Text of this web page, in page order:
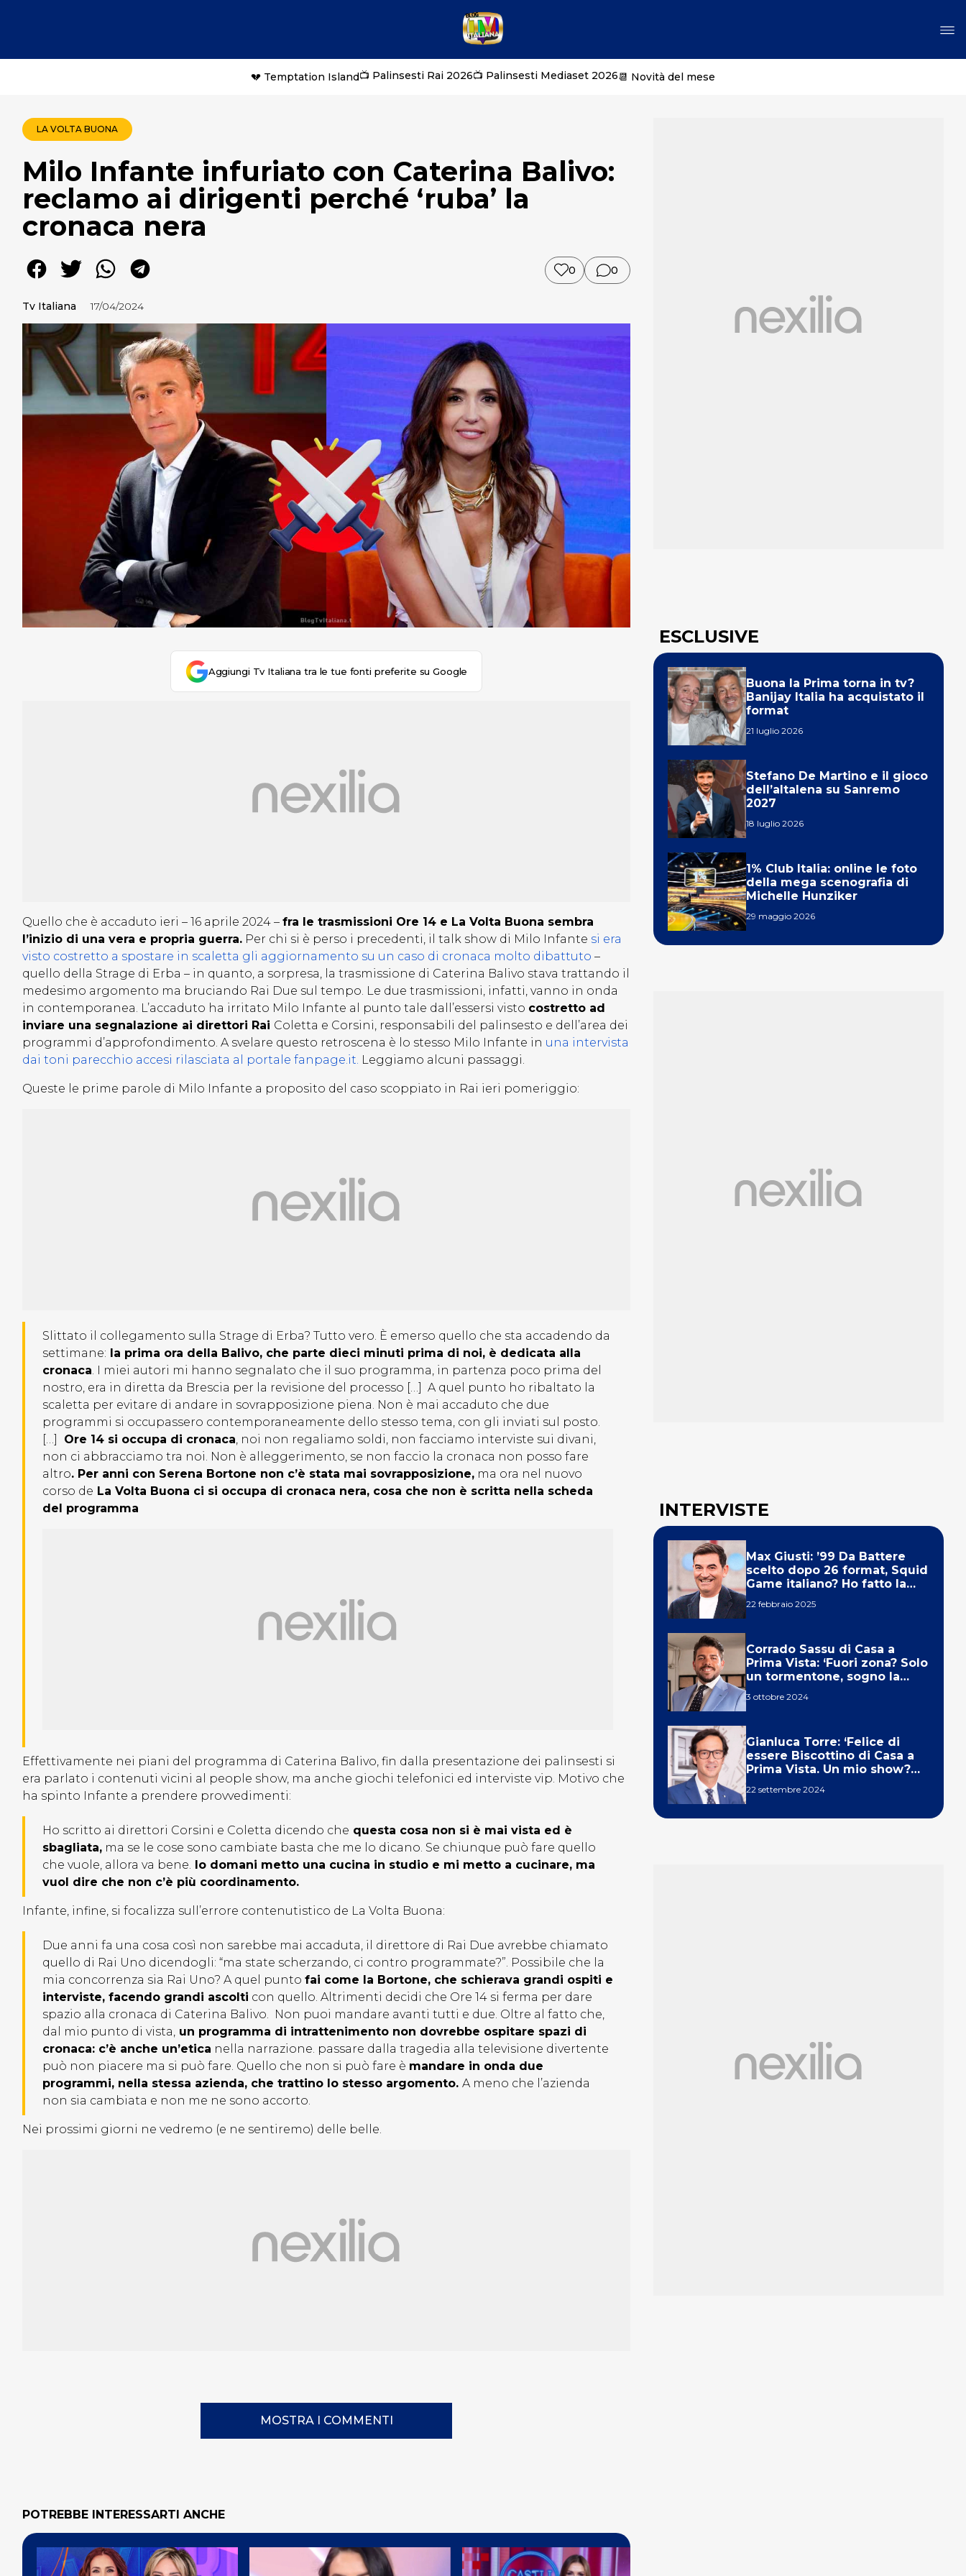
💔 Temptation Island📺 Palinsesti Rai 2026📺 Palinsesti Mediaset 2026📆 Novità del mese
LA VOLTA BUONA
Milo Infante infuriato con Caterina Balivo:
reclamo ai dirigenti perché ‘ruba’ la
cronaca nera
0 0
Tv Italiana 17/04/2024
Aggiungi Tv Italiana tra le tue fonti preferite su Google
Quello che è accaduto ieri – 16 aprile 2024 – fra le trasmissioni Ore 14 e La Volta Buona sembra
l’inizio di una vera e propria guerra. Per chi si è perso i precedenti, il talk show di Milo Infante si era
visto costretto a spostare in scaletta gli aggiornamento su un caso di cronaca molto dibattuto –
quello della Strage di Erba – in quanto, a sorpresa, la trasmissione di Caterina Balivo stava trattando il
medesimo argomento ma bruciando Rai Due sul tempo. Le due trasmissioni, infatti, vanno in onda
in contemporanea. L’accaduto ha irritato Milo Infante al punto tale dall’essersi visto costretto ad
inviare una segnalazione ai direttori Rai Coletta e Corsini, responsabili del palinsesto e dell’area dei
programmi d’approfondimento. A svelare questo retroscena è lo stesso Milo Infante in una intervista
dai toni parecchio accesi rilasciata al portale fanpage.it. Leggiamo alcuni passaggi.
Queste le prime parole di Milo Infante a proposito del caso scoppiato in Rai ieri pomeriggio:
Slittato il collegamento sulla Strage di Erba? Tutto vero. È emerso quello che sta accadendo da
settimane: la prima ora della Balivo, che parte dieci minuti prima di noi, è dedicata alla
cronaca. I miei autori mi hanno segnalato che il suo programma, in partenza poco prima del
nostro, era in diretta da Brescia per la revisione del processo […] A quel punto ho ribaltato la
scaletta per evitare di andare in sovrapposizione piena. Non è mai accaduto che due
programmi si occupassero contemporaneamente dello stesso tema, con gli inviati sul posto.
[…]
Ore 14 si occupa di cronaca, noi non regaliamo soldi, non facciamo interviste sui divani,
non ci abbracciamo tra noi. Non è alleggerimento, se non faccio la cronaca non posso fare
altro. Per anni con Serena Bortone non c’è stata mai sovrapposizione, ma ora nel nuovo
corso de La Volta Buona ci si occupa di cronaca nera, cosa che non è scritta nella scheda
del programma
Effettivamente nei piani del programma di Caterina Balivo, fin dalla presentazione dei palinsesti si
era parlato i contenuti vicini al people show, ma anche giochi telefonici ed interviste vip. Motivo che
ha spinto Infante a prendere provvedimenti:
Ho scritto ai direttori Corsini e Coletta dicendo che questa cosa non si è mai vista ed è
sbagliata, ma se le cose sono cambiate basta che me lo dicano. Se chiunque può fare quello
che vuole, allora va bene. Io domani metto una cucina in studio e mi metto a cucinare, ma
vuol dire che non c’è più coordinamento.
Infante, infine, si focalizza sull’errore contenutistico de La Volta Buona:
Due anni fa una cosa così non sarebbe mai accaduta, il direttore di Rai Due avrebbe chiamato
quello di Rai Uno dicendogli: “ma state scherzando, ci contro programmate?”. Possibile che la
mia concorrenza sia Rai Uno? A quel punto fai come la Bortone, che schierava grandi ospiti e
interviste, facendo grandi ascolti con quello. Altrimenti decidi che Ore 14 si ferma per dare
spazio alla cronaca di Caterina Balivo. Non puoi mandare avanti tutti e due. Oltre al fatto che,
dal mio punto di vista, un programma di intrattenimento non dovrebbe ospitare spazi di
cronaca: c’è anche un’etica nella narrazione. passare dalla tragedia alla televisione divertente
può non piacere ma si può fare. Quello che non si può fare è mandare in onda due
programmi, nella stessa azienda, che trattino lo stesso argomento. A meno che l’azienda
non sia cambiata e non me ne sono accorto.
Nei prossimi giorni ne vedremo (e ne sentiremo) delle belle.
MOSTRA I COMMENTI
POTREBBE INTERESSARTI ANCHE
ESCLUSIVE
Buona la Prima torna in tv?
Banijay Italia ha acquistato il
format
21 luglio 2026
Stefano De Martino e il gioco
dell’altalena su Sanremo
2027
18 luglio 2026
1% Club Italia: online le foto
della mega scenografia di
Michelle Hunziker
29 maggio 2026
INTERVISTE
Max Giusti: ’99 Da Battere
scelto dopo 26 format, Squid
Game italiano? Ho fatto la
22 febbraio 2025
Corrado Sassu di Casa a
Prima Vista: ‘Fuori zona? Solo
un tormentone, sogno la
3 ottobre 2024
Gianluca Torre: ‘Felice di
essere Biscottino di Casa a
Prima Vista. Un mio show?
22 settembre 2024